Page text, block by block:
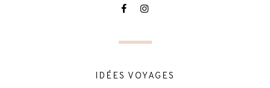
IDÉES VOYAGES